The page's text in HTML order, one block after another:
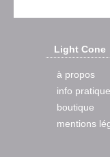
Light Cone
à propos
info
boutique
mentions